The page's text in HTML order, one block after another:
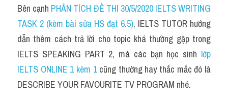
Vocabulary - Grammar
Grammar
Collocation
Cách paraphrase
Bên cạnh PHÂN TÍCH ĐỀ THI 30/5/2020 IELTS WRITING
TASK 2 (kèm bài sửa HS đạt 6.5), IELTS TUTOR hướng
dẫn thêm cách trả lời cho topic khá thường gặp trong
IELTS SPEAKING PART 2, mà các bạn học sinh lớp
IELTS ONLINE 1 kèm 1 cũng thường hay thắc mắc đó là
DESCRIBE YOUR FAVOURITE TV PROGRAM nhé.